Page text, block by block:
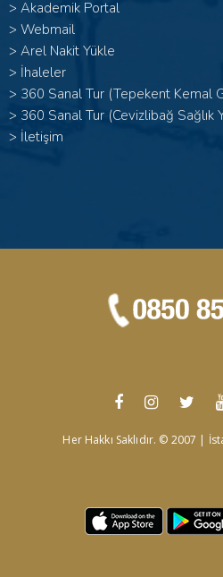
> Akademik Portal
> Webmail
> Arel Nakit Yükle
> İhaleler
> 360 Sanal Tur (Tepekent Kemal
> 360 Sanal Tur (Cevizlibağ Sağlık
> İletişim
Her Hakkı Saklıdır. © 2007 |